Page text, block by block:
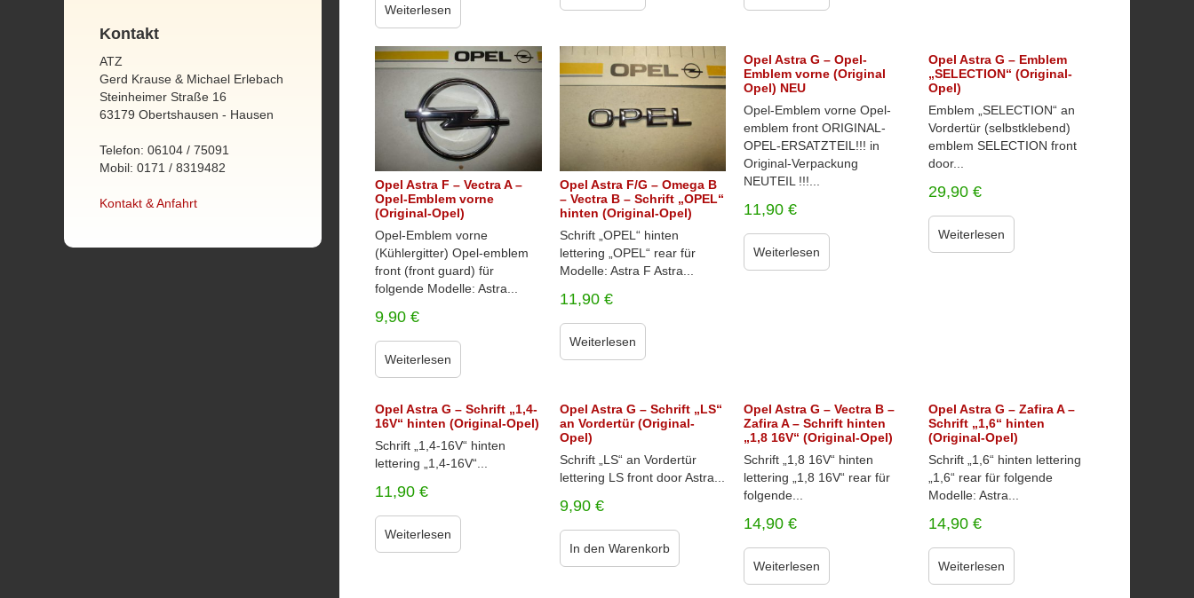
Kontakt
ATZ
Gerd Krause & Michael Erlebach
Steinheimer Straße 16
63179 Obertshausen - Hausen
Telefon: 06104 / 75091
Mobil: 0171 / 8319482
Kontakt & Anfahrt
Weiterlesen
Opel Astra F – Vectra A –
Opel-Emblem vorne
(Original-Opel)
Opel-Emblem vorne
(Kühlergitter) Opel-emblem
front (front guard) für
folgende Modelle: Astra...
9,90 €
Weiterlesen
Opel Astra F/G – Omega B
– Vectra B – Schrift „OPEL“
hinten (Original-Opel)
Schrift „OPEL“ hinten
lettering „OPEL“ rear für
Modelle: Astra F Astra...
11,90 €
Weiterlesen
Opel Astra G – Opel-
Emblem vorne (Original
Opel) NEU
Opel-Emblem vorne Opel-
emblem front ORIGINAL-
OPEL-ERSATZTEIL!!! in
Original-Verpackung
NEUTEIL !!!...
11,90 €
Weiterlesen
Opel Astra G – Emblem
„SELECTION“ (Original-
Opel)
Emblem „SELECTION“ an
Vordertür (selbstklebend)
emblem SELECTION front
door...
29,90 €
Weiterlesen
Opel Astra G – Schrift „1,4-
16V“ hinten (Original-Opel)
Schrift „1,4-16V“ hinten
lettering „1,4-16V“...
11,90 €
Weiterlesen
Opel Astra G – Schrift „LS“
an Vordertür (Original-
Opel)
Schrift „LS“ an Vordertür
lettering LS front door Astra...
9,90 €
In den Warenkorb
Opel Astra G – Vectra B –
Zafira A – Schrift hinten
„1,8 16V“ (Original-Opel)
Schrift „1,8 16V“ hinten
lettering „1,8 16V“ rear für
folgende...
14,90 €
Weiterlesen
Opel Astra G – Zafira A –
Schrift „1,6“ hinten
(Original-Opel)
Schrift „1,6“ hinten lettering
„1,6“ rear für folgende
Modelle: Astra...
14,90 €
Weiterlesen